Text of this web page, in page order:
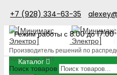
+7 (928) 334-63-35
Режим работы с 8.00 до 17.00
Производитель решений по
поставщик ЭТП
Поиск товаров
Каталог